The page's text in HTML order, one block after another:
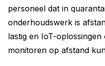
personeel dat in
onderhoudswerk is
lastig en IoT-
monitoren op afstand